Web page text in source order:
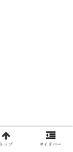
トップ サイドバー